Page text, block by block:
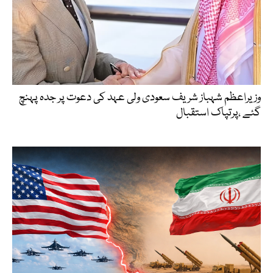
وزیراعظم شہباز شریف سعودی ولی عہد کی دعوت پر جدہ پہنچ
گئے ،پرتپاک استقبال